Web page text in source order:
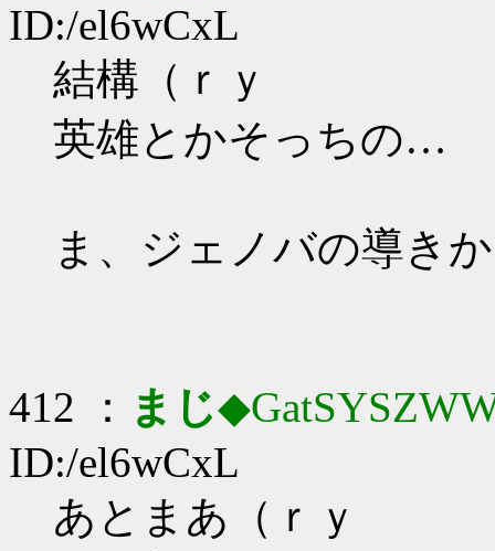
ID:/el6wCxL
結構（ｒｙ
英雄とかそっちの…
ま、ジェノバの導きか
412 ： まじ
ID:/el6wCxL
あとまあ（ｒｙ